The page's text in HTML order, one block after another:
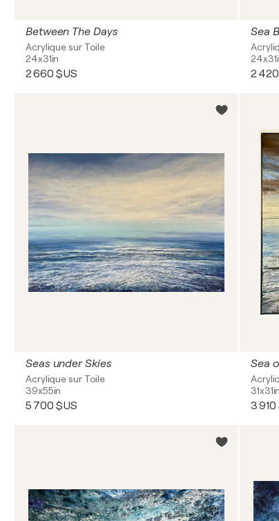
Between The Days
Acrylique sur Toile
24x31in
2 660 $US
Sea
2
Seas under Skies
Acrylique sur Toile
39x55in
5 700 $US
Sea
31x31in
3 910